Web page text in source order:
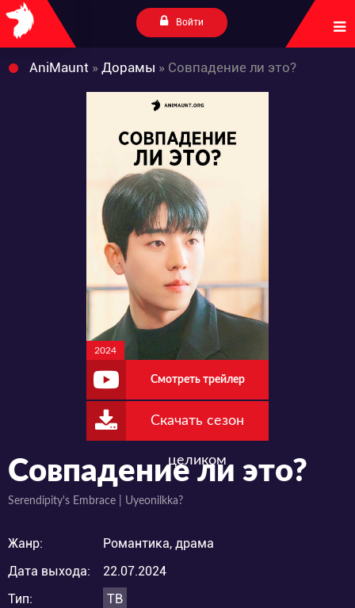
Войти
AniMaunt » Дорамы » Совпадение ли это?
2024
Смотреть трейлер
Скачать сезон
целиком
Совпадение ли это?
Serendipity's Embrace | Uyeonilkka?
Жанр:
Романтика, драма
Дата выхода:
22.07.2024
Тип:
ТВ